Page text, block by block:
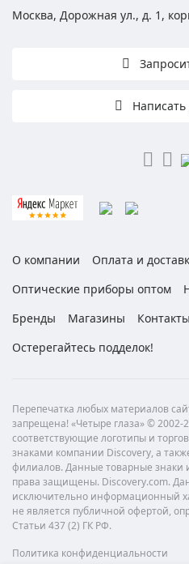
Москва, Дорожная ул., д. 1,
Написать
О компании
Оплата и
Оптические приборы оптом
Бренды
Магазины Контакты
Остерегайтесь подделок!
Перепечатка любых материалов
запрещена! «Четыре глаза» © 2002-
соответствующие логотипы и
знаками компании Discovery, а
филиалов. Данные товарные знаки
права защищены. Discovery.com.
исключительно информационный
не является публичной офертой,
Статьи 437 (2) ГК РФ.
Политика конфиденциальности